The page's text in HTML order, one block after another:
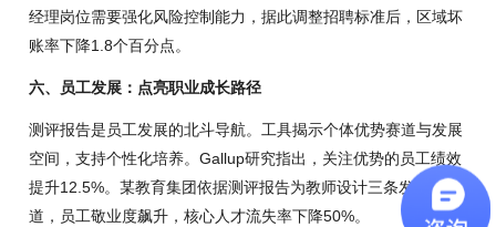
经理岗位需要强化风险控制能力，据此调整招聘标准后，区域坏
账率下降1.8个百分点。
六、员工发展：点亮职业成长路径
测评报告是员工发展的北斗导航。工具揭示个体优势赛道与发展
空间，支持个性化培养。Gallup研究指出，关注优势的员工绩效
提升12.5%。某教育集团依据测评报告为教师设计三条发展通
道，员工敬业度飙升，核心人才流失率下降50%。